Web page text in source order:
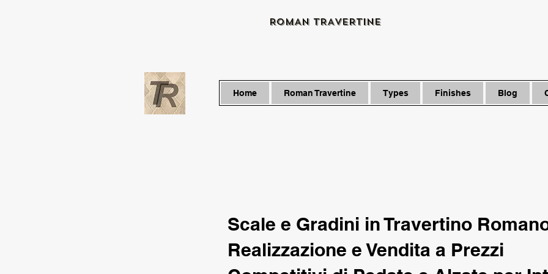
ROMAN TRAVERTINE
Home Roman Travertine Types Finishes Blog
Scale e Gradini in Travertino
Realizzazione e Vendita a Prezzi